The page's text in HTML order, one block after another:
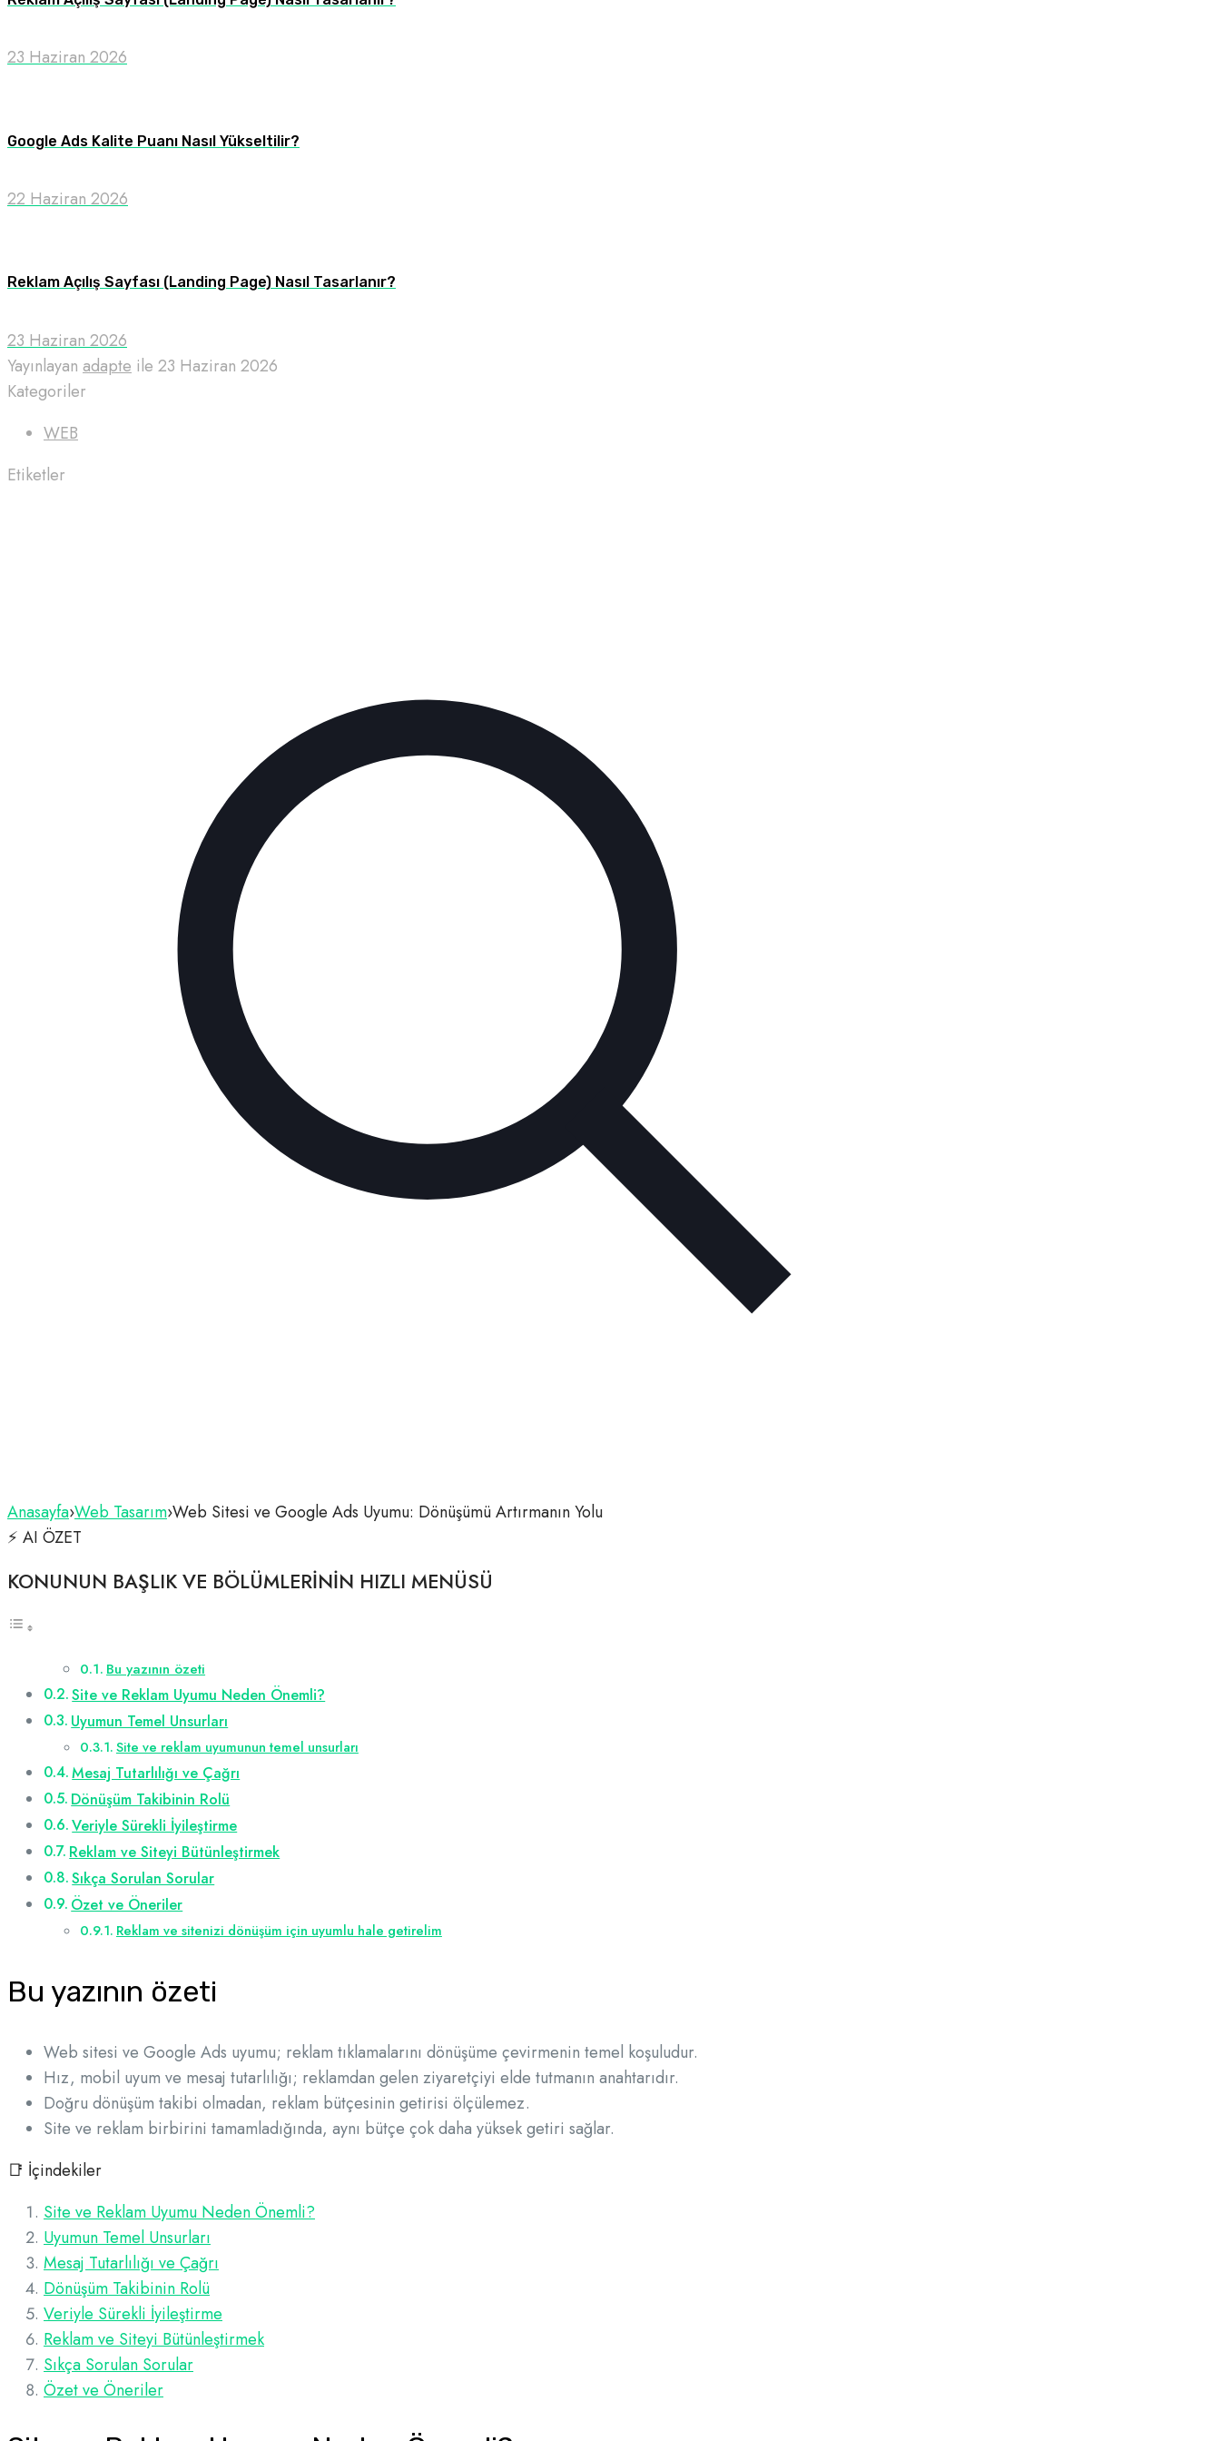
23 Haziran 2026
Google Ads Kalite Puanı Nasıl Yükseltilir?
22 Haziran 2026
Reklam Açılış Sayfası (Landing Page) Nasıl Tasarlanır?
23 Haziran 2026
Yayınlayan adapte ile 23 Haziran 2026
Kategoriler
WEB
Etiketler
Anasayfa›Web Tasarım›Web Sitesi ve Google Ads Uyumu: Dönüşümü Artırmanın Yolu
⚡ AI ÖZET
KONUNUN BAŞLIK VE BÖLÜMLERİNİN HIZLI MENÜSÜ
Bu yazının özeti
Site ve Reklam Uyumu Neden Önemli?
Uyumun Temel Unsurları
Site ve reklam uyumunun temel unsurları
Mesaj Tutarlılığı ve Çağrı
Dönüşüm Takibinin Rolü
Veriyle Sürekli İyileştirme
Reklam ve Siteyi Bütünleştirmek
Sıkça Sorulan Sorular
Özet ve Öneriler
Reklam ve sitenizi dönüşüm için uyumlu hale getirelim
Bu yazının özeti
Web sitesi ve Google Ads uyumu; reklam tıklamalarını dönüşüme çevirmenin temel koşuludur.
Hız, mobil uyum ve mesaj tutarlılığı; reklamdan gelen ziyaretçiyi elde tutmanın anahtarıdır.
Doğru dönüşüm takibi olmadan, reklam bütçesinin getirisi ölçülemez.
Site ve reklam birbirini tamamladığında, aynı bütçe çok daha yüksek getiri sağlar.
📑 İçindekiler
Site ve Reklam Uyumu Neden Önemli?
Uyumun Temel Unsurları
Mesaj Tutarlılığı ve Çağrı
Dönüşüm Takibinin Rolü
Veriyle Sürekli İyileştirme
Reklam ve Siteyi Bütünleştirmek
Sıkça Sorulan Sorular
Özet ve Öneriler